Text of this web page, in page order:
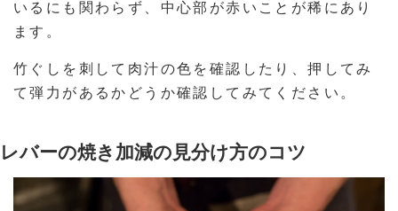
いるにも関わらず、中心部が赤いことが稀にあり
ます。
竹ぐしを刺して肉汁の色を確認したり、押してみ
て弾力があるかどうか確認してみてください。
レバーの焼き加減の見分け方のコツ